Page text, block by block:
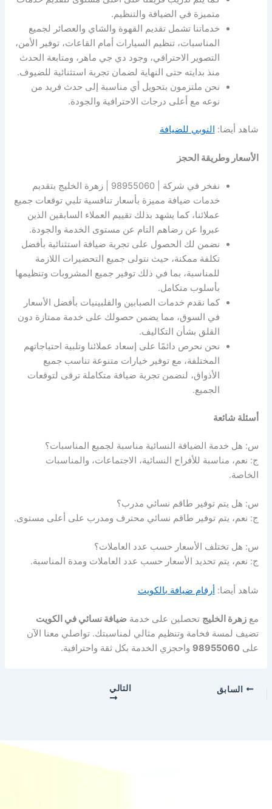
متميزة في الضيافة والتنظيم.
خدماتنا تشمل تقديم القهوة والشاي والعصائر لجميع
المناسبات، تنظيم السيارات أمام القاعات، توفير الأمن،
التصوير الاحترافي، وجود دي جي ماهر، ومتابعة الحدث
منذ بدايته حتى النهاية لضمان تجربة استثنائية للضيوف.
نحن ملتزمون بتحويل أي مناسبة إلى حدث فريد من
نوعه مع أعلى درجات الاحترافية والجودة.
شاهد أيضا: النوبي للضيافة
الأسعار وطريقة الحجز
نفخر في شركة | 98955060 | زهرة الخليج بتقديم
خدمات ضيافة مميزة بأسعار تنافسية تلبي توقعات جميع
عملائنا، كما يشهد بذلك تقييم العملاء السابقين الذين
عبروا عن رضاهم التام عن مستوى الخدمة والجودة.
نضمن لك الحصول على تجربة ضيافة استثنائية بأفضل
تكلفة ممكنة، حيث نتولى جميع التحضيرات اللازمة
للمناسبة، بما في ذلك توفير جميع المشروبات وتنظيمها
بأسلوب متكامل.
كما نقدم خدمات الصبابين والفلبينيات بأفضل الأسعار
في السوق، مما يضمن حصولك على خدمة ممتازة دون
القلق بشأن التكاليف.
نحن نحرص دائمًا على إسعاد عملائنا وتلبية احتياجاتهم
المختلفة، مع توفير خيارات متنوعة تناسب جميع
الأذواق، لنضمن تجربة ضيافة متكاملة ترقى لتوقعات
الجميع.
أسئلة شائعة
س: هل خدمة الضيافة النسائية مناسبة لجميع المناسبات؟
ج: نعم، مناسبة للأفراح النسائية، الاجتماعات، والمناسبات
الخاصة.
س: هل يتم توفير طاقم نسائي مدرب؟
ج: نعم، يتم توفير طاقم نسائي محترف ومدرب على أعلى مستوى.
س: هل تختلف الأسعار حسب عدد العاملات؟
ج: نعم، يتم تحديد الأسعار حسب عدد العاملات ومدة المناسبة.
شاهد أيضا: أرقام ضيافة بالكويت
معزهرة الخليج تحصلين على خدمة ضيافة نسائي في الكويت
تضيف لمسة فخامة وتنظيم مثالي لمناسبتك. تواصلي معنا الآن
على98955060 واحجزي الخدمة بكل ثقة واحترافية.
السابق التالي